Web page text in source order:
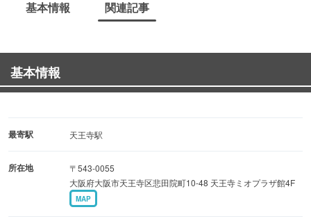
基本情報 関連記事
基本情報
最寄駅 天王寺駅
所在地
〒543-0055
大阪府大阪市天王寺区悲田院町10-48 天王寺ミオプラザ館4F
MAP